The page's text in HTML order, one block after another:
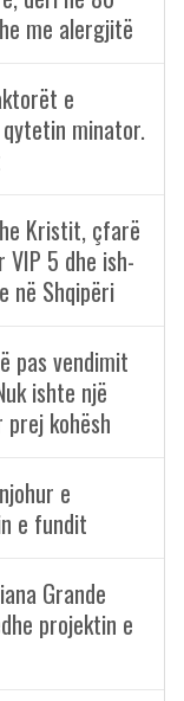
me alergjitë
e
minator.
Kristit, çfarë
5 dhe ish-
në Shqipëri
pas vendimit
ishte një
kohësh
e
e fundit
Grande
projektin e